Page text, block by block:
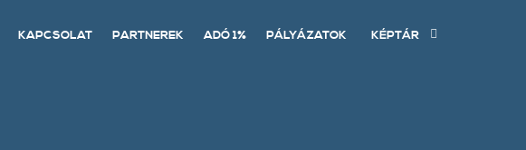
KAPCSOLAT PARTNEREK ADÓ 1% PÁLYÁZATOK KÉPTÁR